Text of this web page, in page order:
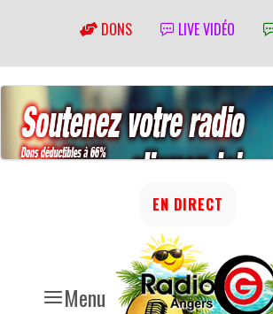
DONS LIVE VIDÉO
Menu
EN DIRECT